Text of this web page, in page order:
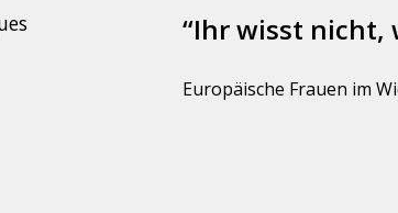
“Ihr wisst nicht,
Europäische Frauen im